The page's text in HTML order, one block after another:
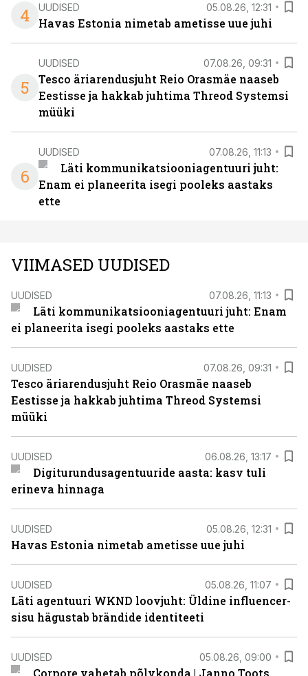
4 UUDISED 05.08.26, 12:31
Havas Estonia nimetab ametisse uue juhi
5
UUDISED 07.08.26, 09:31
Tesco äriarendusjuht Reio Orasmäe naaseb
Eestisse ja hakkab juhtima Threod Systemsi
müüki
6
UUDISED 07.08.26, 11:13
Läti kommunikatsiooniagentuuri juht:
Enam ei planeerita isegi pooleks aastaks
ette
VIIMASED UUDISED
UUDISED 07.08.26, 11:13
Läti kommunikatsiooniagentuuri juht: Enam
ei planeerita isegi pooleks aastaks ette
UUDISED 07.08.26, 09:31
Tesco äriarendusjuht Reio Orasmäe naaseb
Eestisse ja hakkab juhtima Threod Systemsi
müüki
UUDISED 06.08.26, 13:17
Digiturundusagentuuride aasta: kasv tuli
erineva hinnaga
UUDISED 05.08.26, 12:31
Havas Estonia nimetab ametisse uue juhi
UUDISED 05.08.26, 11:07
Läti agentuuri WKND loovjuht: Üldine influencer-
sisu hägustab brändide identiteeti
UUDISED 05.08.26, 09:00
Corpore vahetab põlvkonda | Janno Toots